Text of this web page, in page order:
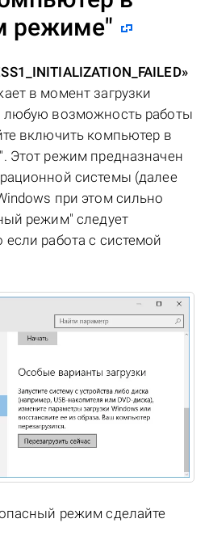
режиме"
в момент загрузки
любую возможность работы
включить компьютер в
Этот режим предназначен
системы (далее
при этом сильно
режим" следует
если работа с системой
режим сделайте